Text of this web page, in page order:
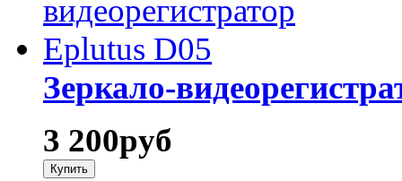
Зеркало-
3 200руб